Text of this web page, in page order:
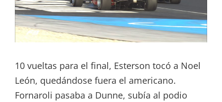
10 vueltas para el final, Esterson tocó a Noel
León, quedándose fuera el americano.
Fornaroli pasaba a Dunne, subía al podio